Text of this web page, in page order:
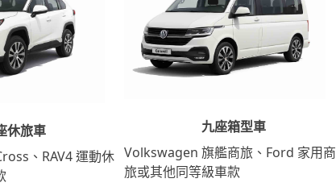
休旅車
、RAV4 運動休
九座箱型車
Volkswagen 旗艦商旅、Ford 家用商
旅或其他同等級車款